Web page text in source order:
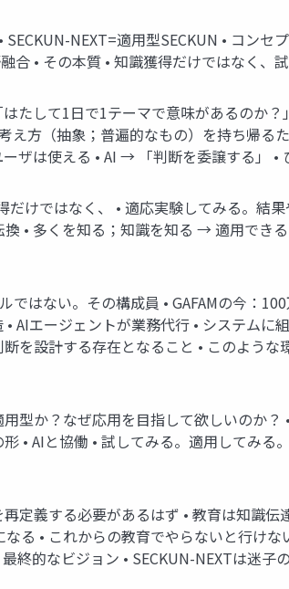
SECKUN-NEXT=適用型SECKUN • コン
合 • その本質 • 知識獲得だけではなく、
たして1日で1テーマで意味があるのか
方（抽象；普遍的なもの）を持ち帰る
は使える • AI → 「判断を委譲する」 •
だけではなく、 • 適応実験してみる。結
• 多くを知る；知識を知る → 適用でき
ではない。その構成員 • GAFAMの今：
AIエージェントが業務代行 • システムに
を設計する存在となること • このよう
型か？なぜ応用を目指して欲しいのか
• AIと協働 • 試してみる。適用してみる
定義する必要があるはず • 教育は知識
る • これからの教育でやらないと行け
終的なビジョン • SECKUN-NEXTは迷子